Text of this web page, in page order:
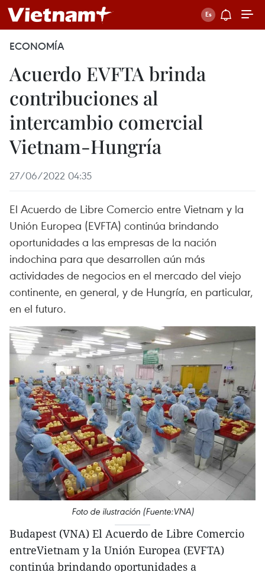
ECONOMÍA
Acuerdo EVFTA brinda
contribuciones al
intercambio comercial
Vietnam-Hungría
27/06/2022 04:35
El Acuerdo de Libre Comercio entre Vietnam y la
Unión Europea (EVFTA) continúa brindando
oportunidades a las empresas de la nación
indochina para que desarrollen aún más
actividades de negocios en el mercado del viejo
continente, en general, y de Hungría, en particular,
en el futuro.
Foto de ilustración (Fuente:VNA)
Budapest (VNA) El Acuerdo de Libre Comercio
entreVietnam y la Unión Europea (EVFTA)
continúa brindando oportunidades a